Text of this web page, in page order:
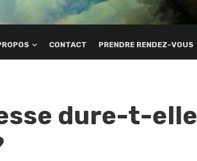
CONTACT PRENDRE RENDEZ-VOUS
dure-t-elle